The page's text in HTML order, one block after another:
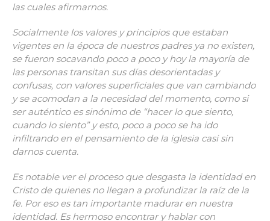
las cuales afirmarnos.
Socialmente los valores y principios que estaban
vigentes en la época de nuestros padres ya no existen,
se fueron socavando poco a poco y hoy la mayoría de
las personas transitan sus días desorientadas y
confusas, con valores superficiales que van cambiando
y se acomodan a la necesidad del momento, como si
ser auténtico es sinónimo de “hacer lo que siento,
cuando lo siento” y esto, poco a poco se ha ido
infiltrando en el pensamiento de la iglesia casi sin
darnos cuenta.
Es notable ver el proceso que desgasta la identidad en
Cristo de quienes no llegan a profundizar la raíz de la
fe. Por eso es tan importante madurar en nuestra
identidad. Es hermoso encontrar y hablar con